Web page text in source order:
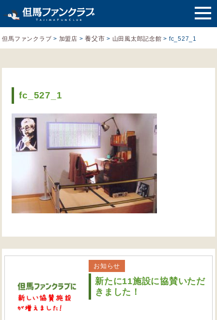
但馬ファンクラブ > 加盟店 >養父市 > 山田風太郎記念館 > fc_527_1
fc_527_1
お知らせ
新たに11施設に協賛いただ
きました！